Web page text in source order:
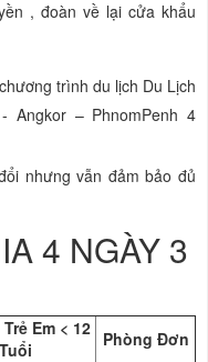
, đoàn về lại cửa khẩu
trình du lịch Du Lịch
Angkor – PhnomPenh 4
nhưng vẫn đảm bảo đủ
4 NGÀY 3
Em < 12
Tuổi
Phòng Đơn